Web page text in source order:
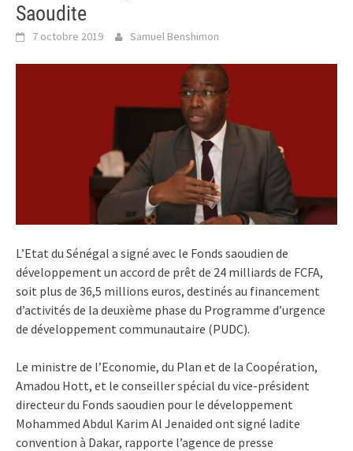
Saoudite
7 octobre 2019 Samuel Benshimon
L’Etat du Sénégal a signé avec le Fonds saoudien de
développement un accord de prêt de 24 milliards de FCFA,
soit plus de 36,5 millions euros, destinés au financement
d’activités de la deuxième phase du Programme d’urgence
de développement communautaire (PUDC).
Le ministre de l’Economie, du Plan et de la Coopération,
Amadou Hott, et le conseiller spécial du vice-président
directeur du Fonds saoudien pour le développement
Mohammed Abdul Karim Al Jenaided ont signé ladite
convention à Dakar, rapporte l’agence de presse